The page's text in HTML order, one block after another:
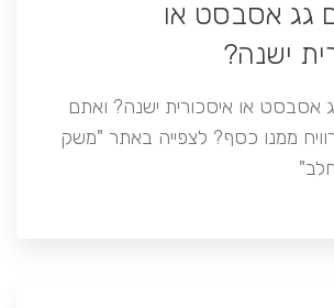
גג אסבסט או
ישנה?
אסבסט או איסכורית ישנה? ואתם
ממנו כסף? לצפייה באתר "משק